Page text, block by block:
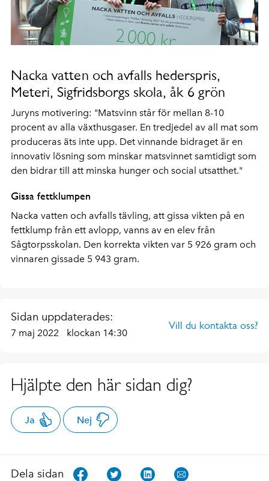
Nacka vatten och avfalls hederspris,
Meteri, Sigfridsborgs skola, åk 6 grön
Juryns motivering: "Matsvinn står för mellan 8-10
procent av alla växthusgaser. En tredjedel av all mat som
produceras äts inte upp. Det vinnande bidraget är en
innovativ lösning som minskar matsvinnet samtidigt som
den bidrar till att minska hunger och social utsatthet."
Gissa fettklumpen
Nacka vatten och avfalls tävling, att gissa vikten på en
fettklump från ett avlopp, vanns av en elev från
Sågtorpsskolan. Den korrekta vikten var 5 926 gram och
vinnaren gissade 5 943 gram.
Sidan uppdaterades:
7 maj 2022 klockan 14:30
Vill du kontakta oss?
Hjälpte den här sidan dig?
Ja Nej
Dela sidan